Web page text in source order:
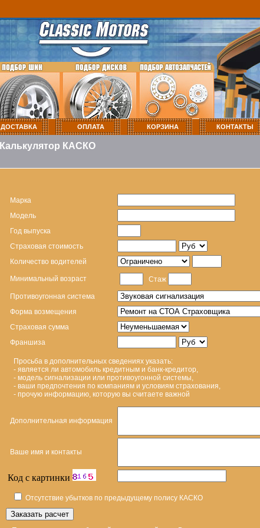
ДОСТАВКА ОПЛАТА КОРЗИНА КОНТАКТЫ
Калькулятор КАСКО
Марка
Модель
Год выпуска
Страховая стоимость
Количество водителей
Минимальный возраст Стаж
Противоугонная система
Форма возмещения
Страховая сумма
Франшиза
Просьба в дополнительных сведениях указать:
- является ли автомобиль кредитным и банк-кредитор,
- модель сигнализации или противоугонной системы,
- ваши предпочтения по компаниям и условиям страхования,
- прочую информацию, которую вы считаете важной
Дополнительная информация
Ваше имя и контакты
Код с картинки
Отсутствие убытков по предыдущему полису КАСКО